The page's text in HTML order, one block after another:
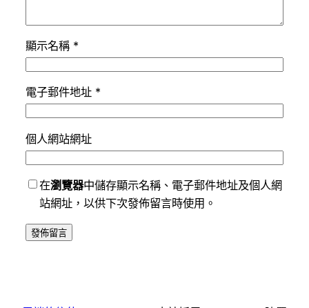
顯示名稱 *
電子郵件地址 *
個人網站網址
在瀏覽器中儲存顯示名稱、電子郵件地址及個人網
站網址，以供下次發佈留言時使用。